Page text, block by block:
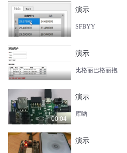
演示
SFBYY
演示
比格丽巴格丽抱
00:04
演示
库哟
演示